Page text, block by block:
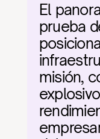
El
prueba
misión,